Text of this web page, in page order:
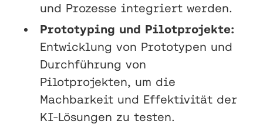
und Prozesse integriert werden.
Prototyping und Pilotprojekte:
Entwicklung von Prototypen und
Durchführung von
Pilotprojekten, um die
Machbarkeit und Effektivität der
KI-Lösungen zu testen.